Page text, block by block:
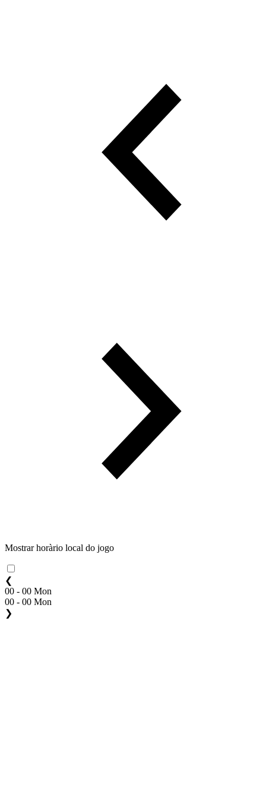
Mostrar horàrio local do jogo
❮
00 - 00 Mon
00 - 00 Mon
❯